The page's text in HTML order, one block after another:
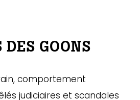
DES GOONS
comportement
judiciaires et scandales